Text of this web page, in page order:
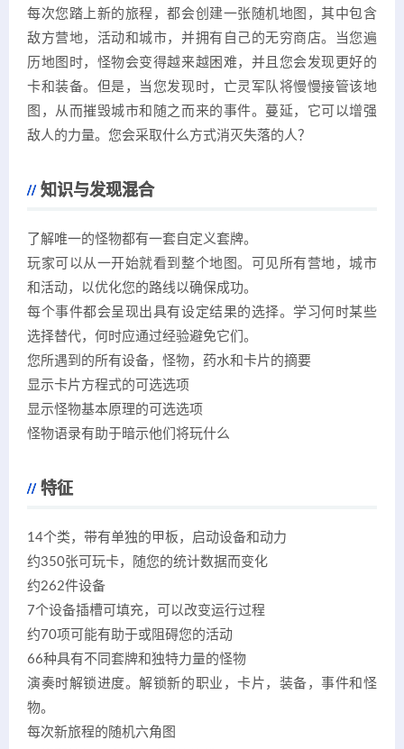
每次您踏上新的旅程，都会创建一张随机地图，其中包含
敌方营地，活动和城市，并拥有自己的无穷商店。当您遍
历地图时，怪物会变得越来越困难，并且您会发现更好的
卡和装备。但是，当您发现时，亡灵军队将慢慢接管该地
图，从而摧毁城市和随之而来的事件。蔓延，它可以增强
敌人的力量。您会采取什么方式消灭失落的人？
知识与发现混合
了解唯一的怪物都有一套自定义套牌。
玩家可以从一开始就看到整个地图。可见所有营地，城市
和活动，以优化您的路线以确保成功。
每个事件都会呈现出具有设定结果的选择。学习何时某些
选择替代，何时应通过经验避免它们。
您所遇到的所有设备，怪物，药水和卡片的摘要
显示卡片方程式的可选选项
显示怪物基本原理的可选选项
怪物语录有助于暗示他们将玩什么
特征
14个类，带有单独的甲板，启动设备和动力
约350张可玩卡，随您的统计数据而变化
约262件设备
7个设备插槽可填充，可以改变运行过程
约70项可能有助于或阻碍您的活动
66种具有不同套牌和独特力量的怪物
演奏时解锁进度。解锁新的职业，卡片，装备，事件和怪
物。
每次新旅程的随机六角图